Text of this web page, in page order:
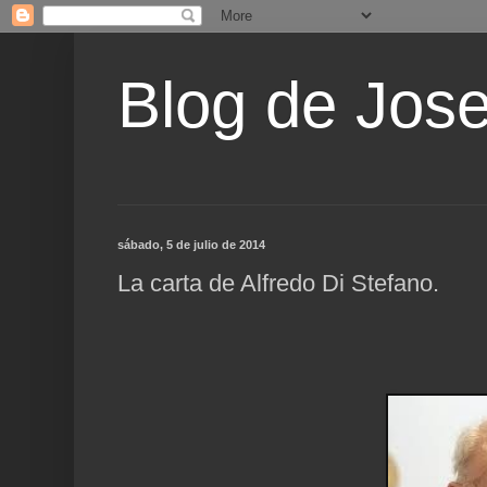
Blog de
sábado, 5 de julio de 2014
La carta de Alfredo Di Stefano.